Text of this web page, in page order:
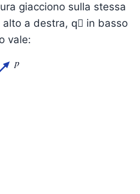
giacciono sulla stessa
a destra, q⃗ in basso
vale:
p